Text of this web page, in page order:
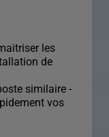
les
de
similaire -
vos